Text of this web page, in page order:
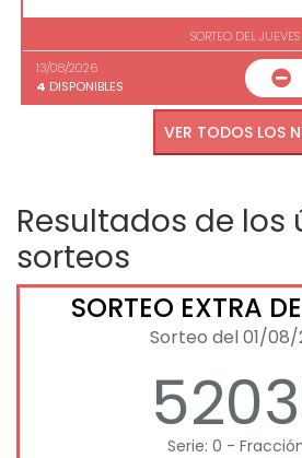
SORTEO DEL JUEVES
13/08/2026
4 DISPONIBLES
Resultados de los
sorteos
SORTEO EXTRA
Sorteo del 01/08/
Serie: 0 -